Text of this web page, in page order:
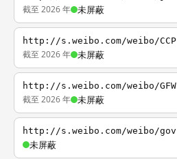
截至 2026 年 未屏蔽
http://s.weibo.com/weibo/CCP
截至 2026 年 未屏蔽
http://s.weibo.com/weibo/GFW
截至 2026 年 未屏蔽
http://s.weibo.com/weibo/gov
未屏蔽